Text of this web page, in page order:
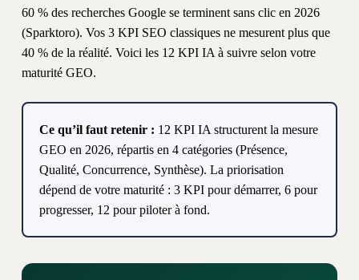
60 % des recherches Google se terminent sans clic en 2026
(Sparktoro). Vos 3 KPI SEO classiques ne mesurent plus que
40 % de la réalité. Voici les 12 KPI IA à suivre selon votre
maturité GEO.
Ce qu’il faut retenir : 12 KPI IA structurent la mesure
GEO en 2026, répartis en 4 catégories (Présence,
Qualité, Concurrence, Synthèse). La priorisation
dépend de votre maturité : 3 KPI pour démarrer, 6 pour
progresser, 12 pour piloter à fond.